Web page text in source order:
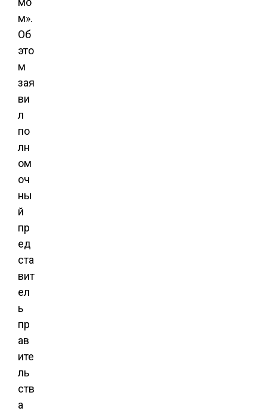
м».
Об
это
м
зая
ви
л
по
лн
ом
оч
ны
й
пр
ед
ста
вит
ел
ь
пр
ав
ите
ль
ств
а